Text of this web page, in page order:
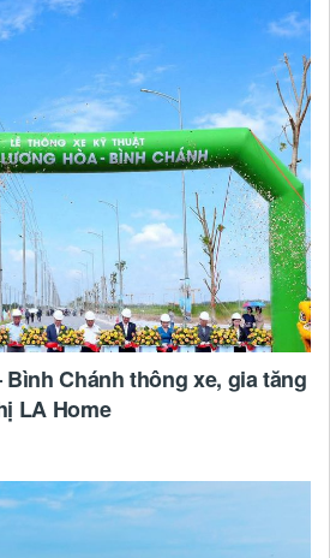
Chánh thông xe, gia tăng
LA Home